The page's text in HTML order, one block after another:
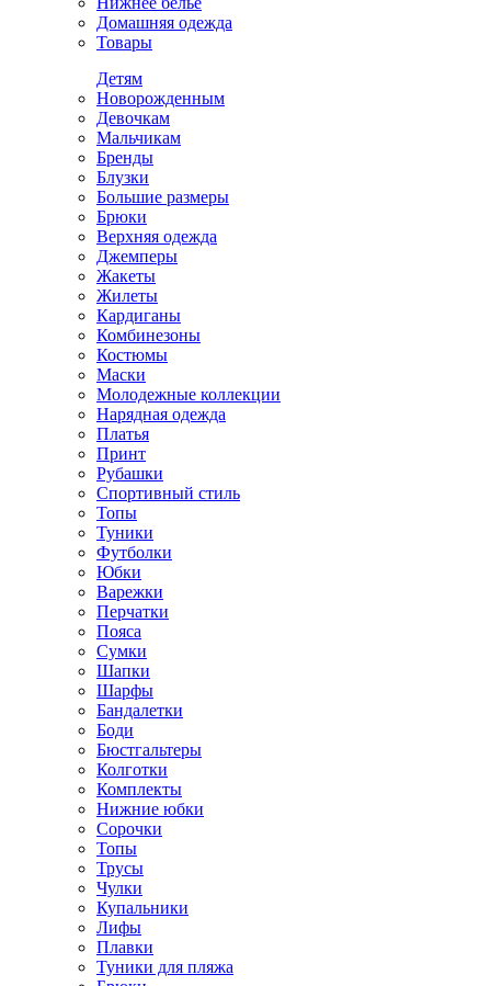
Домашняя одежда
Товары
Детям
Новорожденным
Девочкам
Мальчикам
Бренды
Блузки
Большие размеры
Брюки
Верхняя одежда
Джемперы
Жакеты
Жилеты
Кардиганы
Комбинезоны
Костюмы
Маски
Молодежные коллекции
Нарядная одежда
Платья
Принт
Рубашки
Спортивный стиль
Топы
Туники
Футболки
Юбки
Варежки
Перчатки
Пояса
Сумки
Шапки
Шарфы
Бандалетки
Боди
Бюстгальтеры
Колготки
Комплекты
Нижние юбки
Сорочки
Топы
Трусы
Чулки
Купальники
Лифы
Плавки
Туники для пляжа